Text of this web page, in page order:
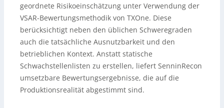
geordnete Risikoeinschätzung unter Verwendung der
VSAR-Bewertungsmethodik von TXOne. Diese
berücksichtigt neben den üblichen Schweregraden
auch die tatsächliche Ausnutzbarkeit und den
betrieblichen Kontext. Anstatt statische
Schwachstellenlisten zu erstellen, liefert SenninRecon
umsetzbare Bewertungsergebnisse, die auf die
Produktionsrealität abgestimmt sind.